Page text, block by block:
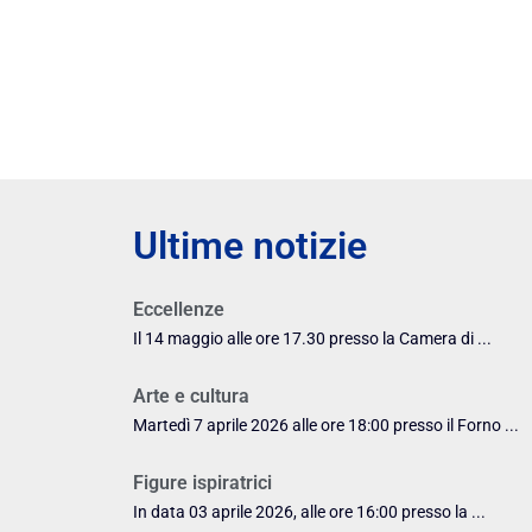
Ultime notizie
Eccellenze
Il 14 maggio alle ore 17.30 presso la Camera di ...
Arte e cultura
Martedì 7 aprile 2026 alle ore 18:00 presso il Forno ...
Figure ispiratrici
In data 03 aprile 2026, alle ore 16:00 presso la ...